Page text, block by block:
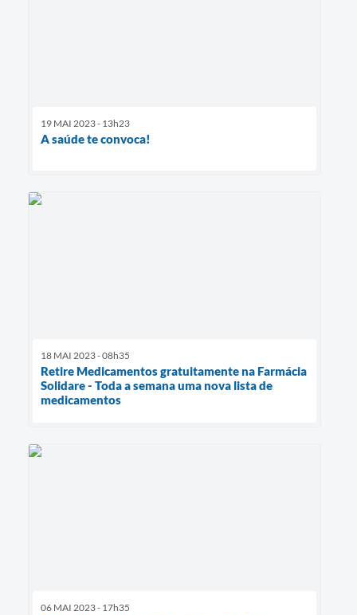
19 MAI 2023 - 13h23
A saúde te convoca!
18 MAI 2023 - 08h35
Retire Medicamentos gratuitamente na Farmácia
Solidare - Toda a semana uma nova lista de
medicamentos
06 MAI 2023 - 17h35